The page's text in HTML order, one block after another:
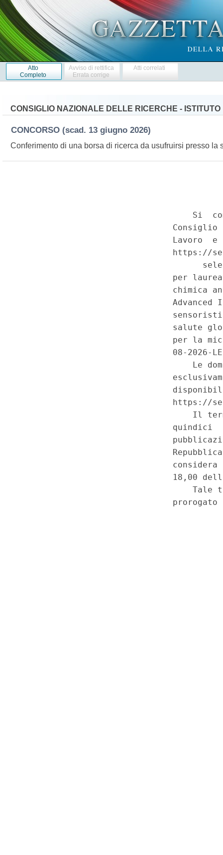
Atto
Completo
Avviso di rettifica
Errata corrige
Atti correlati
CONSIGLIO NAZIONALE DELLE RICERCHE -
CONCORSO (scad. 13 giugno 2026)
Conferimento di una borsa di ricerca da usufruirsi presso la